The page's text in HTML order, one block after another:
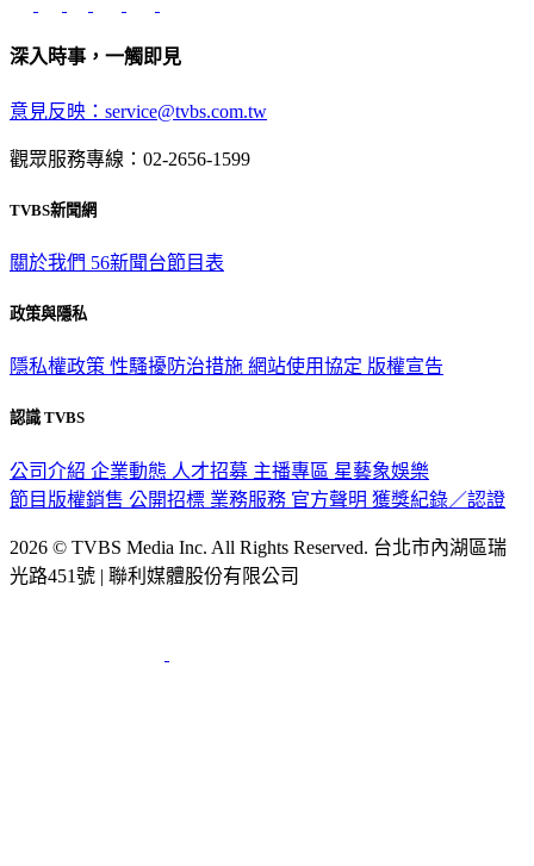
深入時事，一觸即見
意見反映：service@tvbs.com.tw
觀眾服務專線：02-2656-1599
TVBS新聞網
關於我們 56新聞台節目表
政策與隱私
隱私權政策 性騷擾防治措施 網站使用協定 版權宣告
認識 TVBS
公司介紹 企業動態 人才招募 主播專區 星藝象娛樂
節目版權銷售 公開招標 業務服務 官方聲明 獲獎紀錄／認證
2026 © TVBS Media Inc. All Rights Reserved. 台北市內湖區瑞
光路451號 | 聯利媒體股份有限公司